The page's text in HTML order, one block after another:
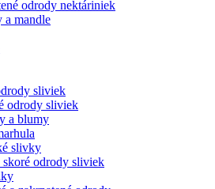
odrody nektáriniek
a mandle
sliviek
odrody sliviek
a blumy
slivky
skoré odrody sliviek